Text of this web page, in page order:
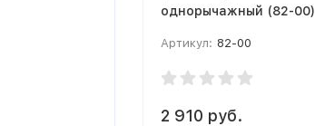
однорычажный (82-00)
Артикул: 82-00
2 910 руб.